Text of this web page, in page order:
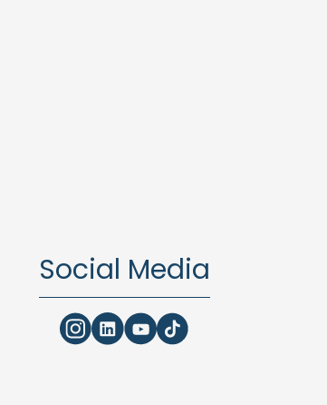
Social Media